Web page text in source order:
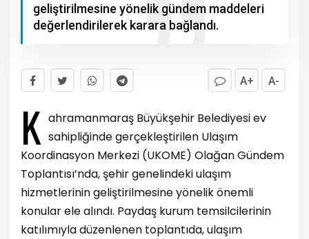
geliştirilmesine yönelik gündem maddeleri
değerlendirilerek karara bağlandı.
A+ A-
K ahramanmaraş Büyükşehir Belediyesi ev
sahipliğinde gerçekleştirilen Ulaşım
Koordinasyon Merkezi (UKOME) Olağan Gündem
Toplantısı’nda, şehir genelindeki ulaşım
hizmetlerinin geliştirilmesine yönelik önemli
konular ele alındı. Paydaş kurum temsilcilerinin
katılımıyla düzenlenen toplantıda, ulaşım